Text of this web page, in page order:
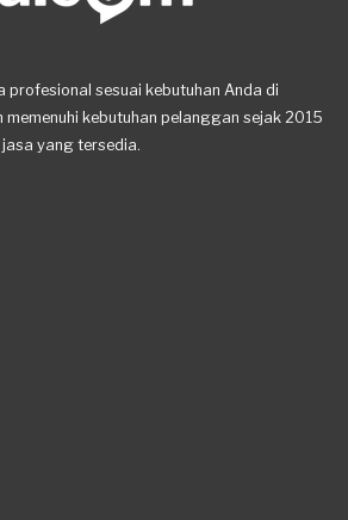
profesional sesuai kebutuhan Anda di
memenuhi kebutuhan pelanggan sejak 2015
yang tersedia.